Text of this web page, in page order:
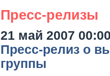
Пресс-релизы
21 май 2007
Пресс-релиз о
группы